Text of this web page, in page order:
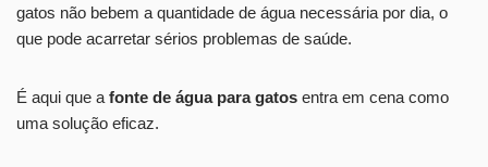
gatos não bebem a quantidade de água necessária por dia, o
que pode acarretar sérios problemas de saúde.
É aqui que a fonte de água para gatos entra em cena como
uma solução eficaz.